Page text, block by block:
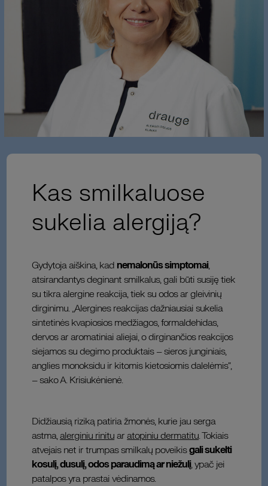
Kas smilkaluose
sukelia alergiją?
Gydytoja aiškina, kad nemalonūs simptomai,
atsirandantys deginant smilkalus, gali būti susiję tiek
su tikra alergine reakcija, tiek su odos ar gleivinių
dirginimu. „Alergines reakcijas dažniausiai sukelia
sintetinės kvapiosios medžiagos, formaldehidas,
dervos ar aromatiniai aliejai, o dirginančios reakcijos
siejamos su degimo produktais – sieros junginiais,
anglies monoksidu ir kitomis kietosiomis dalelėmis“,
– sako A. Krisiukėnienė.
Didžiausią riziką patiria žmonės, kurie jau serga
astma,alerginiu rinitu aratopiniu dermatitu. Tokiais
atvejais net ir trumpas smilkalų poveikisgali sukelti
kosulį, dusulį, odos paraudimą ar niežulį, ypač jei
patalpos yra prastai vėdinamos.